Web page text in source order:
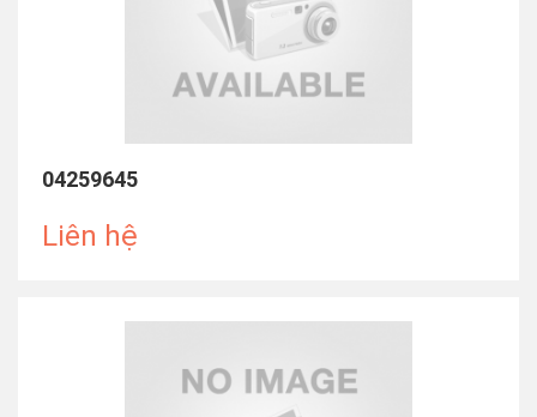
04259645
Liên hệ